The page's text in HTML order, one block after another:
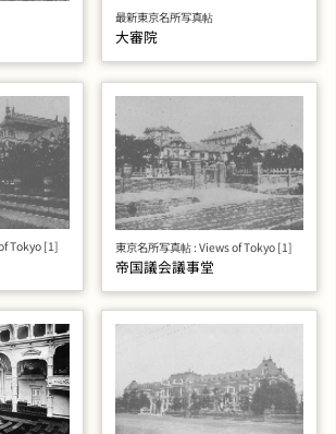
最新東京名所写真帖
大審院
Tokyo [1] 東京名所写真帖 : Views of Tokyo [1]
帝国議会議事堂